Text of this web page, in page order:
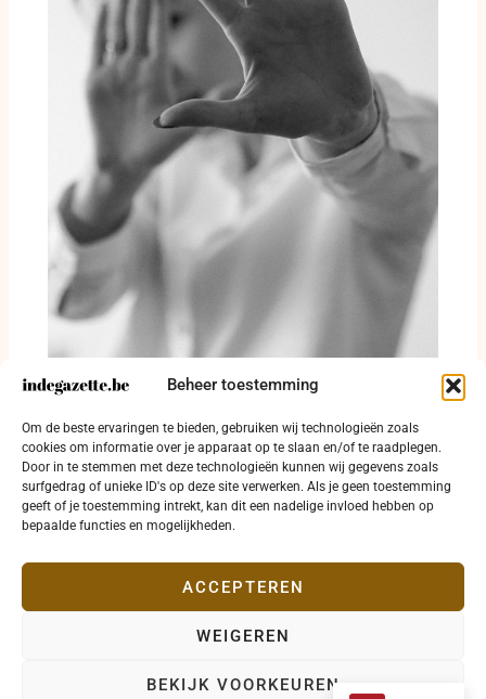
Beheer toestemming
Om de beste ervaringen te bieden, gebruiken wij technologieën zoals
cookies om informatie over je apparaat op te slaan en/of te raadplegen.
Door in te stemmen met deze technologieën kunnen wij gegevens zoals
surfgedrag of unieke ID's op deze site verwerken. Als je geen toestemming
geeft of je toestemming intrekt, kan dit een nadelige invloed hebben op
bepaalde functies en mogelijkheden.
ACCEPTEREN
WEIGEREN
BEKIJK VOORKEUREN
Man krijgt vier jaar probatie-opschorting voor
levensechte virtuele misbruikbeelden
31 juli 2026
Copyright © 2026 indegazette.be |Privacy